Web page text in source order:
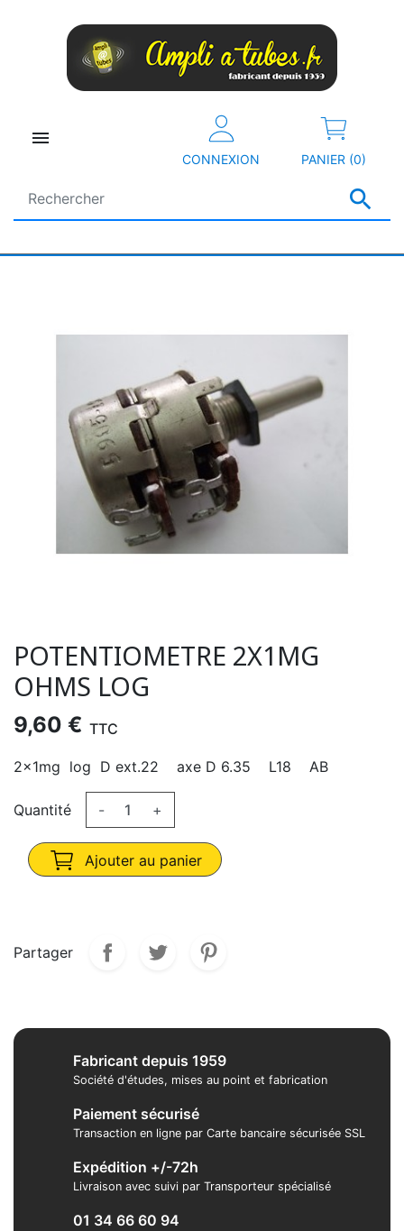


CONNEXION PANIER (0)
POTENTIOMETRE 2X1MG
OHMS LOG
9,60 € TTC
2x1mg log D ext.22 axe D 6.35 L18 AB
Quantité - +
Ajouter au panier
Partager
Fabricant depuis 1959
Société d'études, mises au point et fabrication
Paiement sécurisé
Transaction en ligne par Carte bancaire sécurisée SSL
Expédition +/-72h
Livraison avec suivi par Transporteur spécialisé
01 34 66 60 94